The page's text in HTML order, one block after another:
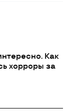
Как
хорроры за